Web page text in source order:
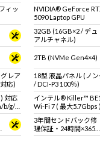
ィッ
応)
対応
b/g/n
NVIDIA® GeForce
5090 Laptop GPU
32GB (16GB×2 / デュ
アルチャネル)
2TB (NVMe Gen4×4)
18型 液晶パネル (ノ
/ DCI-P3 100％)
インテル® Killer™
Wi-Fi 7 ( 最大5.7Gbps
IEEE 802.11 be/ax/ac/
準拠 ＋ Bluetooth 5内
3年間センドバック修
理保証・24時間×365
日電話サポート